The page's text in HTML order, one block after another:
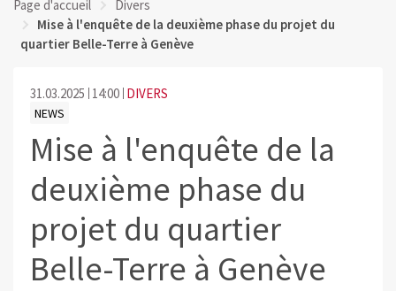
Page d'accueil
Divers
Mise à l'enquête de la deuxième phase du projet du
quartier Belle-Terre à Genève
31.03.2025 14:00 DIVERS
NEWS
Mise à l'enquête de la
deuxième phase du
projet du quartier
Belle-Terre à Genève